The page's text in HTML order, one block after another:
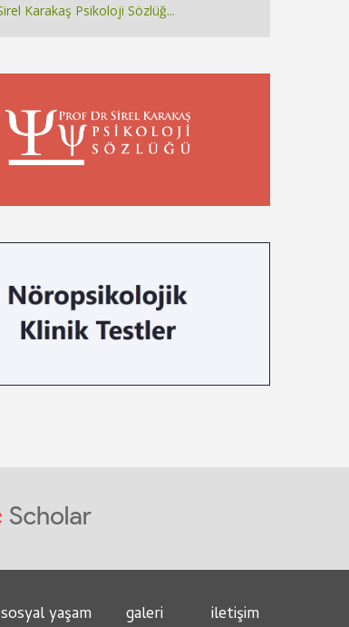
Karakaş Psikoloji Sözlüğ...
sosyal yaşam galeri i̇letişim